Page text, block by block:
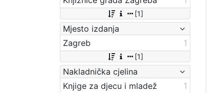
[1]
Mjesto izdanja
Zagreb
1
[1]
Nakladnička cjelina
Knjige za djecu i mladež
1